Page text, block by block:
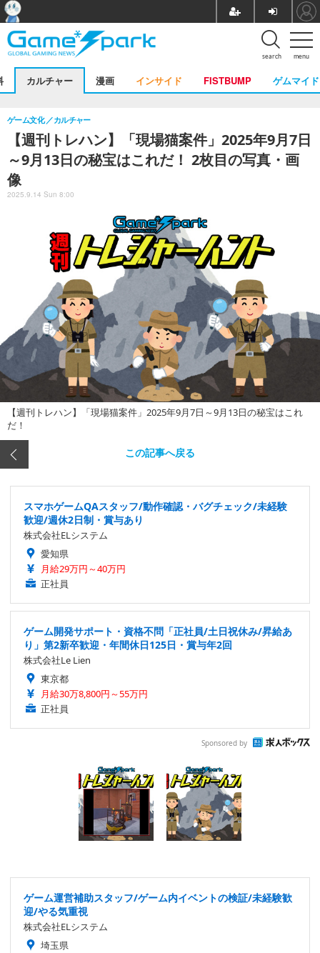
menu
search
カルチャー 漫画 インサイド FISTBUMP ゲムマイド
【週刊トレハン】「現場猫案件」2025年9月7日
～9月13日の秘宝はこれだ！ 2枚目の写真・画
像
ゲーム文化 カルチャー
2025.9.14 Sun 8:00
【週刊トレハン】「現場猫案件」2025年9月7日～9月13日の秘宝はこれ
だ！
この記事へ戻る
スマホゲームQAスタッフ/動作確認・バグチェック/未経験
歓迎/週休2日制・賞与あり
株式会社ELシステム
愛知県
月給29万円～40万円
正社員
ゲーム開発サポート・資格不問「正社員/土日祝休み/昇給あ
り」第2新卒歓迎・年間休日125日・賞与年2回
株式会社Le Lien
東京都
月給30万8,800円～55万円
正社員
Sponsored by
ゲーム運営補助スタッフ/ゲーム内イベントの検証/未経験歓
迎/やる気重視
株式会社ELシステム
埼玉県